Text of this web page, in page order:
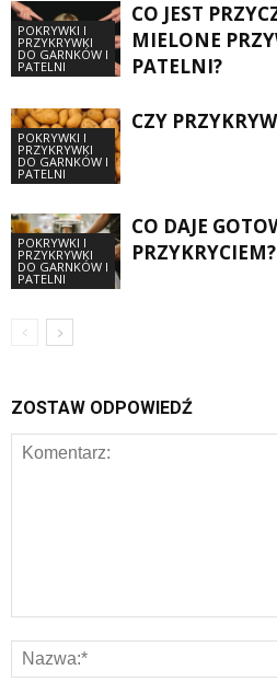
POKRYWKI I
PRZYKRYWKI
DO GARNKÓW I
PATELNI
CO JEST
MIELONE
PATELNI?
POKRYWKI I
PRZYKRYWKI
DO GARNKÓW I
PATELNI
CZY
POKRYWKI I
PRZYKRYWKI
DO GARNKÓW I
PATELNI
CO DAJE
PRZYKRYCIEM?
ZOSTAW ODPOWIEDŹ